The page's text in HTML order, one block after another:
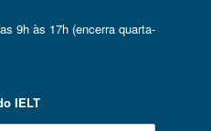
9h às 17h (encerra quarta-
IELT